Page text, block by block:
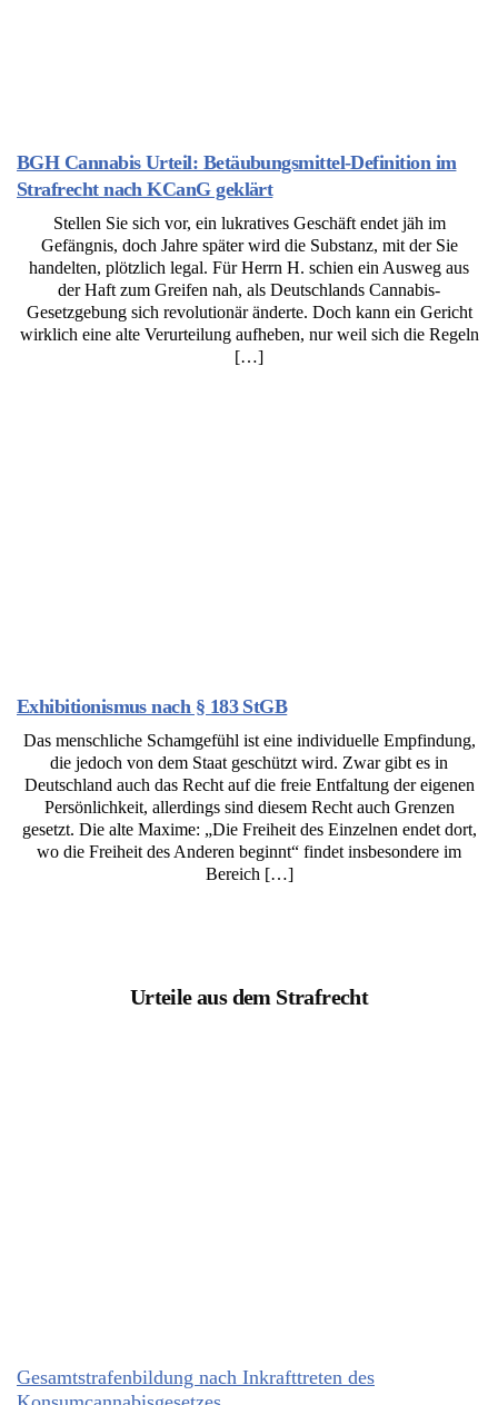
BGH Cannabis Urteil: Betäubungsmittel-Definition im
Strafrecht nach KCanG geklärt
Stellen Sie sich vor, ein lukratives Geschäft endet jäh im
Gefängnis, doch Jahre später wird die Substanz, mit der Sie
handelten, plötzlich legal. Für Herrn H. schien ein Ausweg aus
der Haft zum Greifen nah, als Deutschlands Cannabis-
Gesetzgebung sich revolutionär änderte. Doch kann ein Gericht
wirklich eine alte Verurteilung aufheben, nur weil sich die Regeln
[…]
Exhibitionismus nach § 183 StGB
Das menschliche Schamgefühl ist eine individuelle Empfindung,
die jedoch von dem Staat geschützt wird. Zwar gibt es in
Deutschland auch das Recht auf die freie Entfaltung der eigenen
Persönlichkeit, allerdings sind diesem Recht auch Grenzen
gesetzt. Die alte Maxime: „Die Freiheit des Einzelnen endet dort,
wo die Freiheit des Anderen beginnt“ findet insbesondere im
Bereich […]
Urteile aus dem Strafrecht
Gesamtstrafenbildung nach Inkrafttreten des